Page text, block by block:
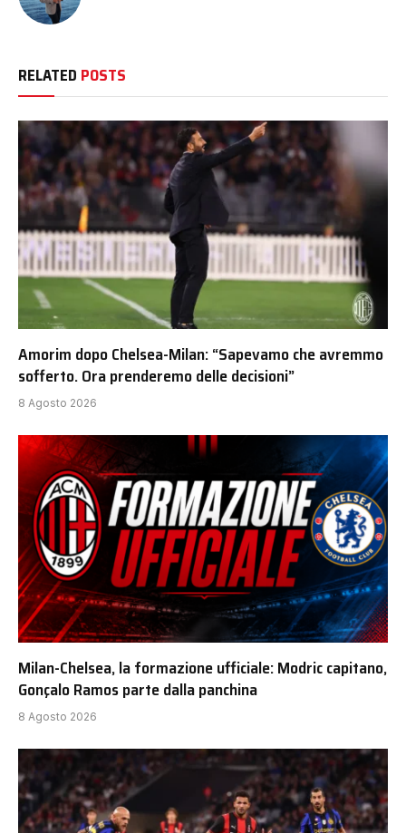
RELATED POSTS
Amorim dopo Chelsea-Milan: “Sapevamo che avremmo
sofferto. Ora prenderemo delle decisioni”
8 Agosto 2026
Milan-Chelsea, la formazione ufficiale: Modric capitano,
Gonçalo Ramos parte dalla panchina
8 Agosto 2026